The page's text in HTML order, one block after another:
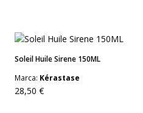
Soleil Huile Sirene 150ML
Marca: Kérastase
28,50 €